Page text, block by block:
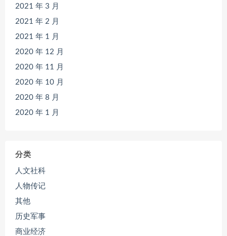
2021 年 3 月
2021 年 2 月
2021 年 1 月
2020 年 12 月
2020 年 11 月
2020 年 10 月
2020 年 8 月
2020 年 1 月
分类
人文社科
人物传记
其他
历史军事
商业经济